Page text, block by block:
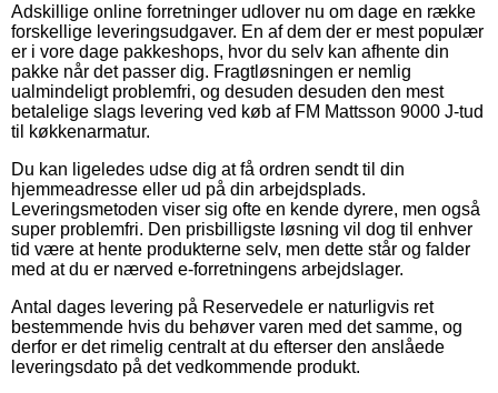
Adskillige online forretninger udlover nu om dage en række
forskellige leveringsudgaver. En af dem der er mest populær
er i vore dage pakkeshops, hvor du selv kan afhente din
pakke når det passer dig. Fragtløsningen er nemlig
ualmindeligt problemfri, og desuden desuden den mest
betalelige slags levering ved køb af FM Mattsson 9000 J-tud
til køkkenarmatur.
Du kan ligeledes udse dig at få ordren sendt til din
hjemmeadresse eller ud på din arbejdsplads.
Leveringsmetoden viser sig ofte en kende dyrere, men også
super problemfri. Den prisbilligste løsning vil dog til enhver
tid være at hente produkterne selv, men dette står og falder
med at du er nærved e-forretningens arbejdslager.
Antal dages levering på Reservedele er naturligvis ret
bestemmende hvis du behøver varen med det samme, og
derfor er det rimelig centralt at du efterser den anslåede
leveringsdato på det vedkommende produkt.